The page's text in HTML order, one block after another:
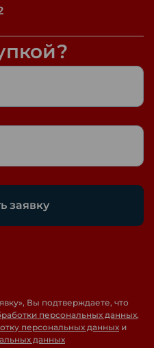
заявку
», Вы подтверждаете, что
персональных данных,
персональных данных и
данных